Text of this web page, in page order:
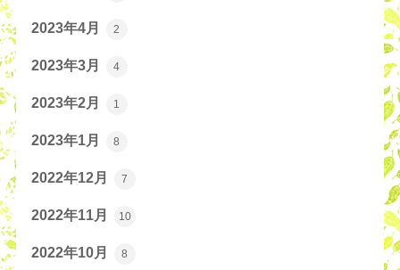
2023年4月 2
2023年3月 4
2023年2月 1
2023年1月 8
2022年12月 7
2022年11月 10
2022年10月 8